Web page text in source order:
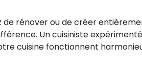
de rénover ou de créer
Un cuisiniste
cuisine fonctionnent